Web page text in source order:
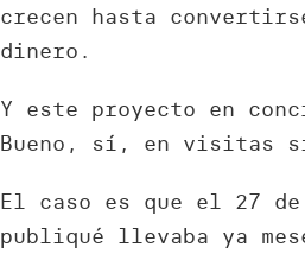
crecen hasta
dinero.
Y este proyecto en
Bueno, sí, en visitas
El caso es que el 27
publiqué llevaba ya